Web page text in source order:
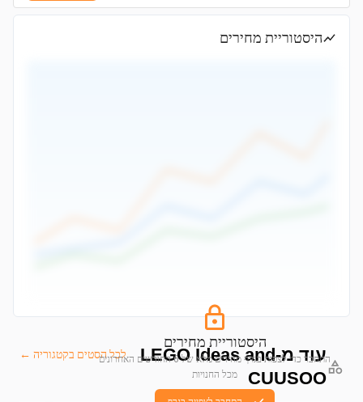
היסטוריית מחירים
היסטוריית מחירים
התחבר כדי לצפות בגרף מחירים מלא של 6 החודשים האחרונים
מכל החנויות
עוד מ-LEGO Ideas and
CUUSOO
לכל הסטים בקטגוריה ←